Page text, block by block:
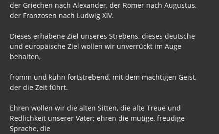
der Griechen nach Alexander, der Römer nach Augustus,
der Franzosen nach Ludwig XIV.
Dieses erhabene Ziel unseres Strebens, dieses deutsche
und europäische Ziel wollen wir unverrückt im Auge
behalten,
fromm und kühn fortstrebend, mit dem mächtigen Geist,
der die Zeit führt.
Ehren wollen wir die alten Sitten, die alte Treue und
Redlichkeit unserer Väter; ehren die mutige, freudige
Sprache, die